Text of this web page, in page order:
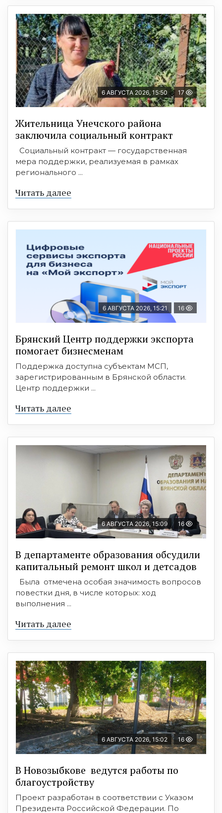
6 АВГУСТА 2026, 15:50 17
Жительница Унечского района
заключила социальный контракт
Социальный контракт — государственная
мера поддержки, реализуемая в рамках
регионального ...
Читать далее
6 АВГУСТА 2026, 15:21 16
Брянский Центр поддержки экспорта
помогает бизнесменам
Поддержка доступна субъектам МСП,
зарегистрированным в Брянской области.
Центр поддержки ...
Читать далее
6 АВГУСТА 2026, 15:09 16
В департаменте образования обсудили
капитальный ремонт школ и детсадов
Была отмечена особая значимость вопросов
повестки дня, в числе которых: ход
выполнения ...
Читать далее
6 АВГУСТА 2026, 15:02 16
В Новозыбкове ведутся работы по
благоустройству
Проект разработан в соответствии с Указом
Президента Российской Федерации. По